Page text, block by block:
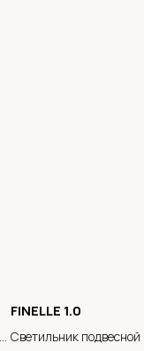
FINELLE 1.0
Светильник подвесной